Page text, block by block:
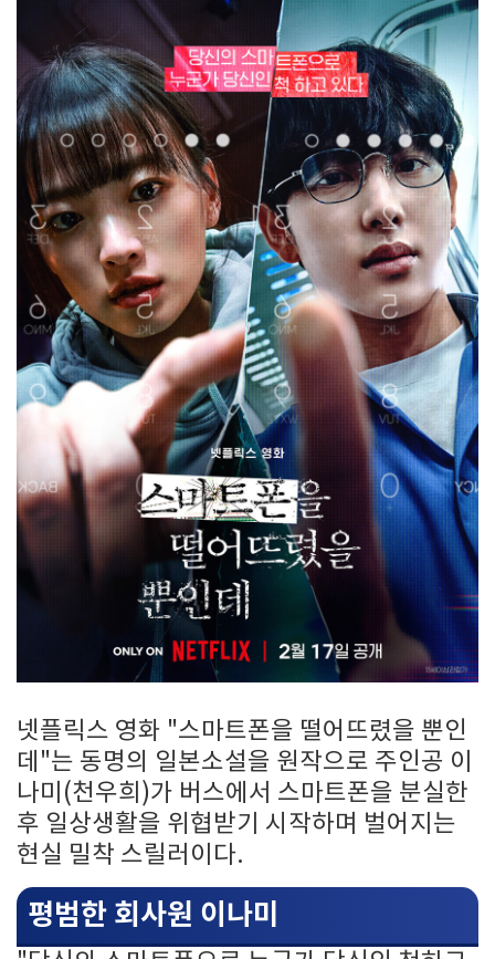
넷플릭스 영화 "스마트폰을 떨어뜨렸을 뿐인
데"는 동명의 일본소설을 원작으로 주인공 이
나미(천우희)가 버스에서 스마트폰을 분실한
후 일상생활을 위협받기 시작하며 벌어지는
현실 밀착 스릴러이다.
평범한 회사원 이나미